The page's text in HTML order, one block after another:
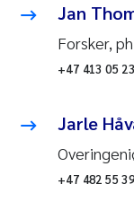
Jan
Forsker,
+47 413 05
Jarle
+47 482 55